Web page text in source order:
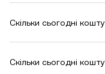
Скільки сьогодні